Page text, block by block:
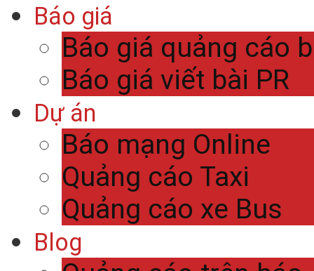
Báo giá
Báo giá quảng cáo
Báo giá viết bài PR
Dự án
Báo mạng Online
Quảng cáo Taxi
Quảng cáo xe Bus
Blog